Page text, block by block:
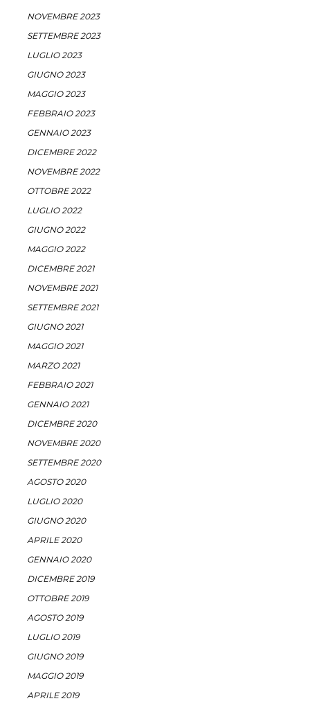
NOVEMBRE 2023
SETTEMBRE 2023
LUGLIO 2023
GIUGNO 2023
MAGGIO 2023
FEBBRAIO 2023
GENNAIO 2023
DICEMBRE 2022
NOVEMBRE 2022
OTTOBRE 2022
LUGLIO 2022
GIUGNO 2022
MAGGIO 2022
DICEMBRE 2021
NOVEMBRE 2021
SETTEMBRE 2021
GIUGNO 2021
MAGGIO 2021
MARZO 2021
FEBBRAIO 2021
GENNAIO 2021
DICEMBRE 2020
NOVEMBRE 2020
SETTEMBRE 2020
AGOSTO 2020
LUGLIO 2020
GIUGNO 2020
APRILE 2020
GENNAIO 2020
DICEMBRE 2019
OTTOBRE 2019
AGOSTO 2019
LUGLIO 2019
GIUGNO 2019
MAGGIO 2019
APRILE 2019